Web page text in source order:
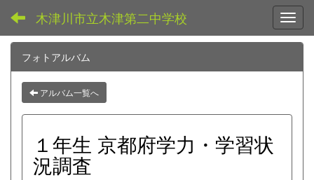
木津川市立木津第二中学校
フォトアルバム
アルバム一覧へ
１年生 京都府学力・学習状
況調査